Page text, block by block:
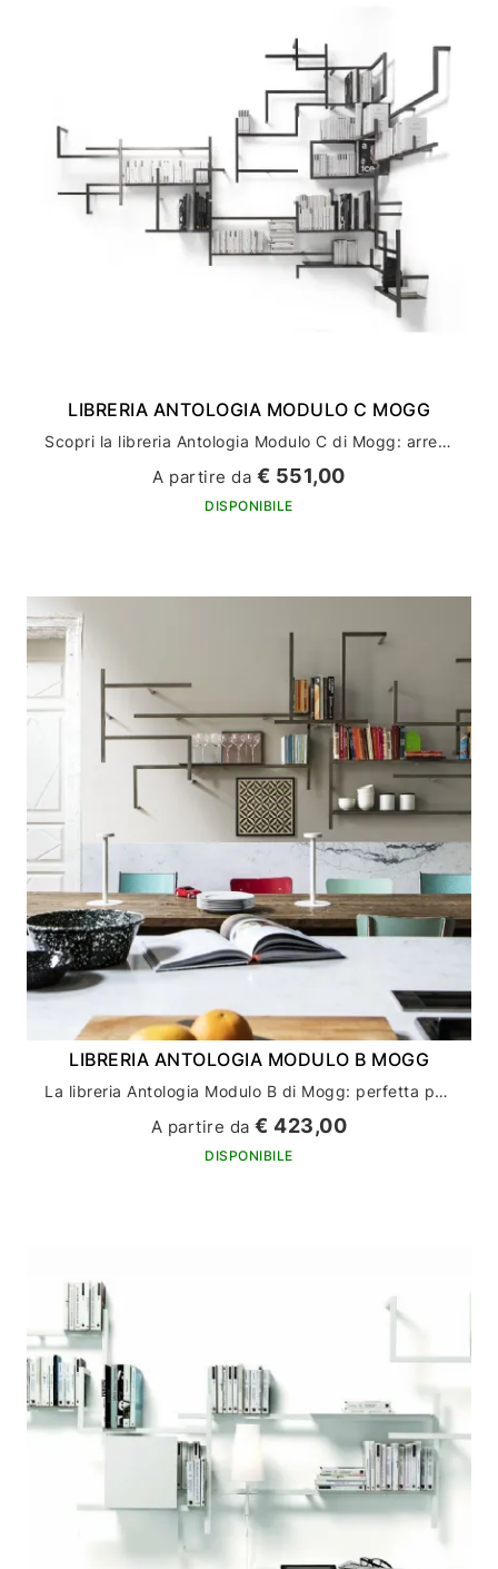
LIBRERIA ANTOLOGIA MODULO C MOGG
Scopri la libreria Antologia Modulo C di Mogg: arreda la tua casa con stile ed eleganza
A partire da € 551,00
DISPONIBILE
LIBRERIA ANTOLOGIA MODULO B MOGG
La libreria Antologia Modulo B di Mogg: perfetta per arredare la tua casa con stile ed eleganza
A partire da€ 423,00
DISPONIBILE